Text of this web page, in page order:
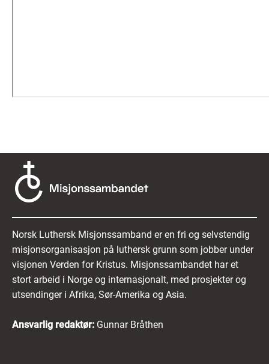
Norsk Luthersk Misjonssamband er en fri og selvstendig
misjonsorganisasjon på luthersk grunn som jobber under
visjonen Verden for Kristus. Misjonssambandet har et
stort arbeid i Norge og internasjonalt, med prosjekter og
utsendinger i Afrika, Sør-Amerika og Asia.
Ansvarlig redaktør: Gunnar Bråthen